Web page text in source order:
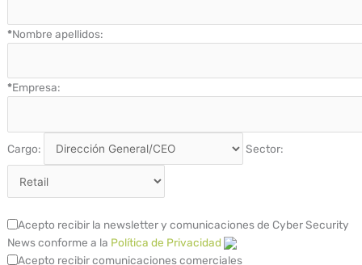
*Nombre apellidos:
*Empresa:
Cargo: Sector:
Acepto recibir la newsletter y comunicaciones de Cyber Security
News conforme a la Política de Privacidad
Acepto recibir comunicaciones comerciales